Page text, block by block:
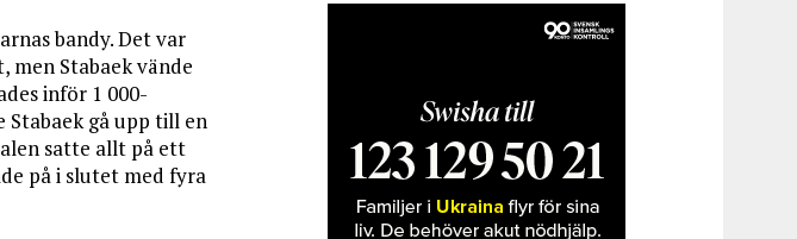
bandy. Det var
Stabaek vände
inför 1 000-
Stabaek gå upp till en
satte allt på ett
på i slutet med fyra